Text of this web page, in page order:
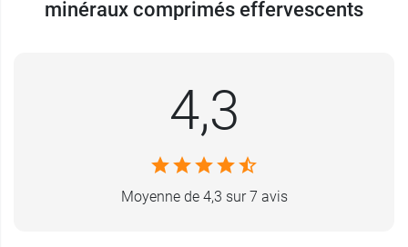
Les caractéristiques de Juvamine
12 Vitamines 9 minéraux
effervescent
minéraux comprimés effervescents
4,3
Moyenne de 4,3 sur 7 avis